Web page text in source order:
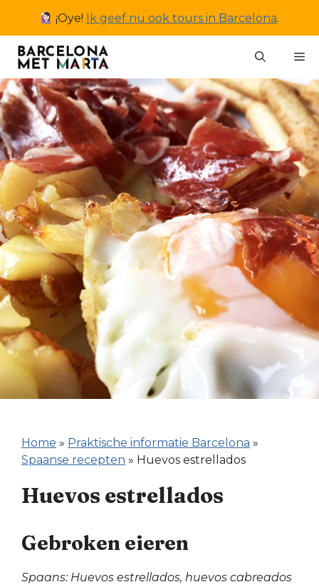
inhoud
¡Oye! Ik geef nu ook tours in Barcelona.
Home » Praktische informatie Barcelona »
Spaanse recepten » Huevos estrellados
Huevos estrellados
Gebroken eieren
Spaans: Huevos estrellados, huevos cabreados